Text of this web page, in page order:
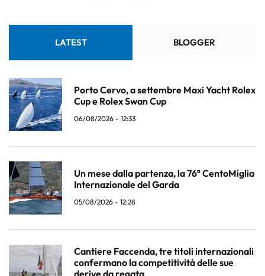
LATEST BLOGGER
Porto Cervo, a settembre Maxi Yacht Rolex
Cup e Rolex Swan Cup
06/08/2026 - 12:33
Un mese dalla partenza, la 76ª CentoMiglia
Internazionale del Garda
05/08/2026 - 12:28
Cantiere Faccenda, tre titoli internazionali
confermano la competitività delle sue
derive da regata